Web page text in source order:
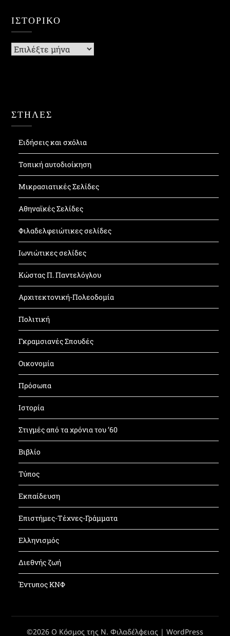
ΙΣΤΟΡΙΚΌ
Ιστορικό
ΣΤΗΛΕΣ
Ειδήσεις και σχόλια
Τοπική αυτοδιοίκηση
Μικρασιατικές Σελίδες
Αθηναϊκές Σελίδες
Φιλαδελφειώτικες σελίδες
Ιωνιώτικες σελίδες
Κώστας Π. Παντελόγλου
Αρχιτεκτονική-Πολεοδομία
Πολιτική
Γκραμσιανές Σπουδές
Οικονομία
Πρόσωπα
Ιστορία
Στιγμές από τα χρόνια του ’60
Βιβλίο
Τύπος
Εκπαίδευση
Επιστήμες-Τέχνες-Γράμματα
Ελληνισμός
Διεθνής ζωή
Έντυπος ΚΝΦ
©2026 Ο Κόσμος της Ν. Φιλαδέλφειας | WordPress